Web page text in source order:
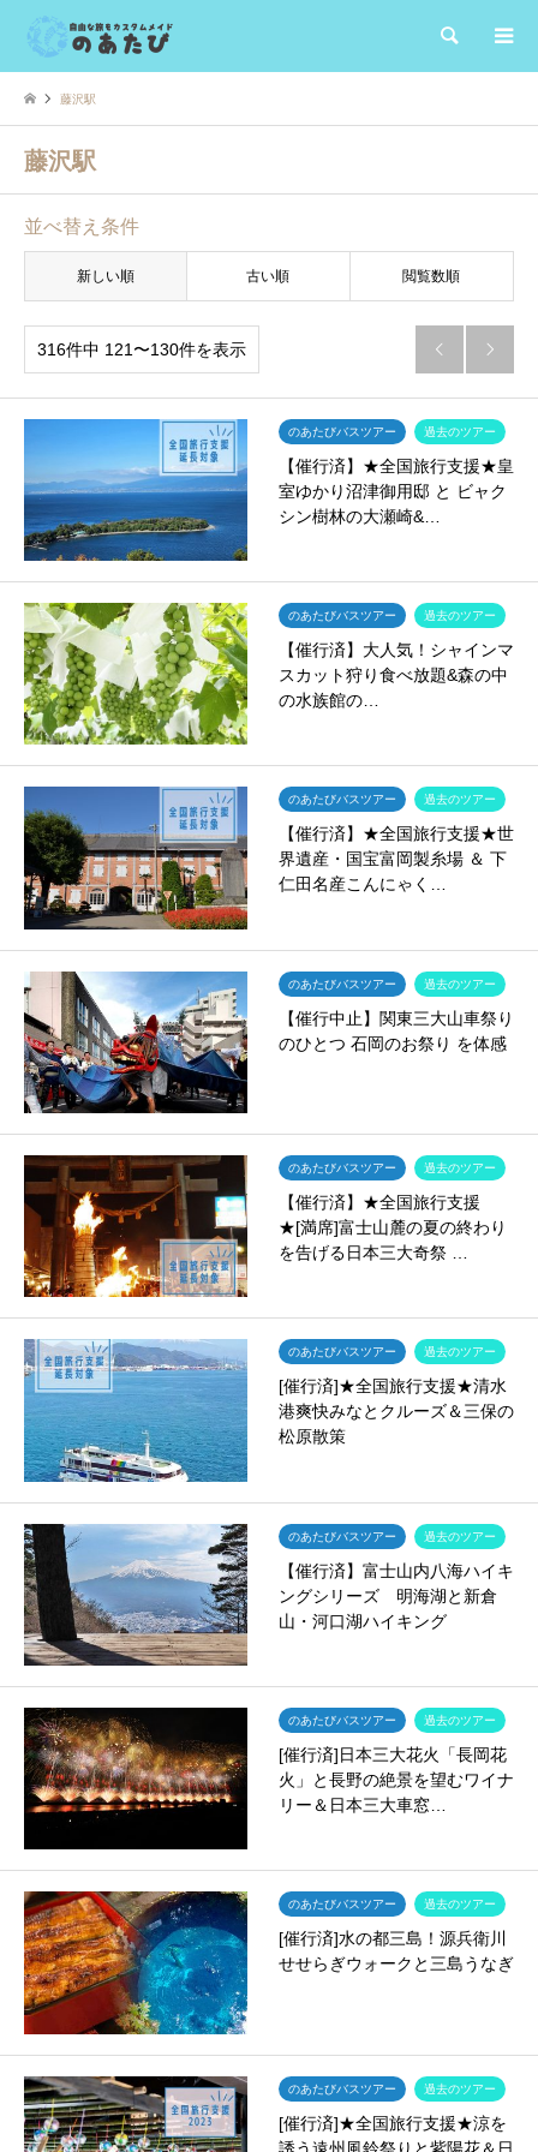
検索
藤沢駅
藤沢駅
並べ替え条件
新しい順 古い順 閲覧数順
316件中 121〜130件を表示  
のあたびバスツアー 過去のツアー
【催行済】★全国旅行支援★皇
室ゆかり沼津御用邸 と ビャク
シン樹林の大瀬崎&…
のあたびバスツアー 過去のツアー
【催行済】大人気！シャインマ
スカット狩り食べ放題&森の中
の水族館の…
のあたびバスツアー 過去のツアー
【催行済】★全国旅行支援★世
界遺産・国宝富岡製糸場 ＆ 下
仁田名産こんにゃく…
のあたびバスツアー 過去のツアー
【催行中止】関東三大山車祭り
のひとつ 石岡のお祭り を体感
のあたびバスツアー 過去のツアー
【催行済】★全国旅行支援
★[満席]富士山麓の夏の終わり
を告げる日本三大奇祭 …
のあたびバスツアー 過去のツアー
[催行済]★全国旅行支援★清水
港爽快みなとクルーズ＆三保の
松原散策
のあたびバスツアー 過去のツアー
【催行済】富士山内八海ハイキ
ングシリーズ 明海湖と新倉
山・河口湖ハイキング
のあたびバスツアー 過去のツアー
[催行済]日本三大花火「長岡花
火」と長野の絶景を望むワイナ
リー＆日本三大車窓…
のあたびバスツアー 過去のツアー
[催行済]水の都三島！源兵衛川
せせらぎウォークと三島うなぎ
のあたびバスツアー 過去のツアー
[催行済]★全国旅行支援★涼を
誘う遠州風鈴祭りと紫陽花＆日